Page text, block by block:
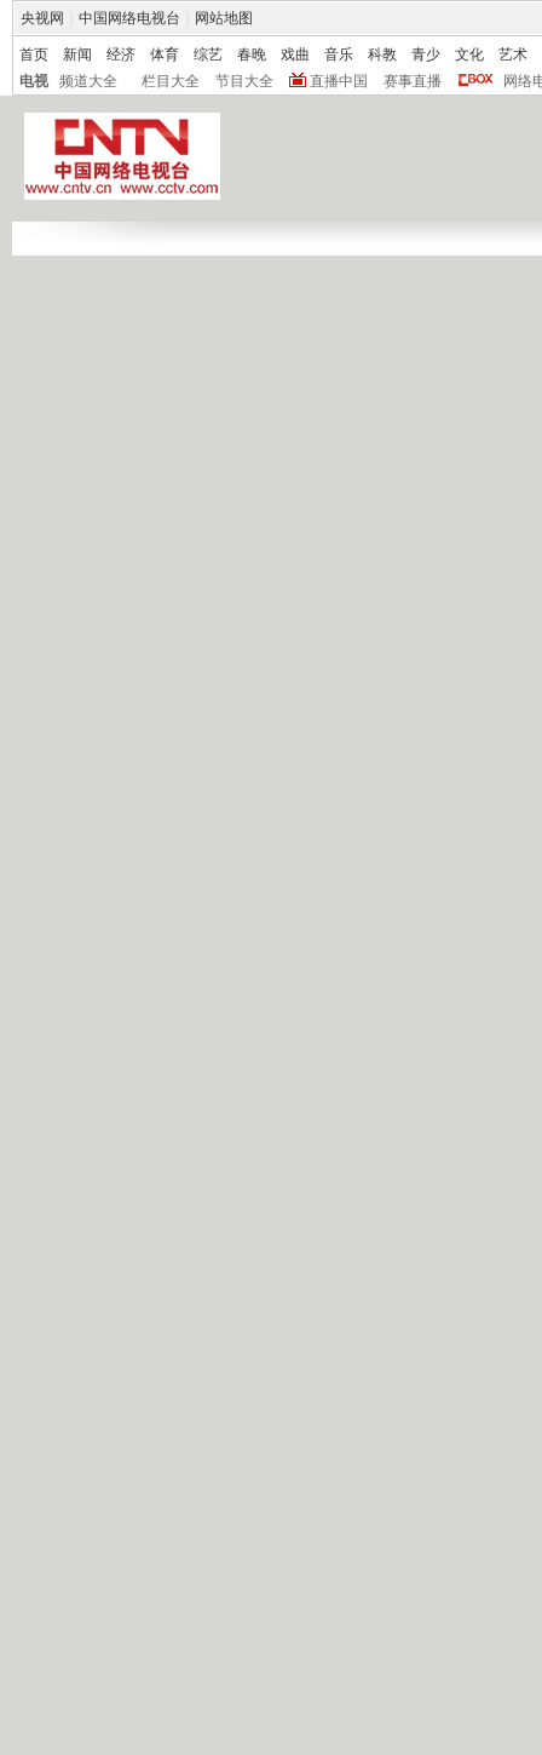
央视网 中国网络电视台 网站地图
首页 新闻 经济 体育 综艺 春晚 戏曲 音乐 科教 青少 文化
艺术
电视
频道大全 栏目大全 节目大全 直播中国 赛事直播 网络